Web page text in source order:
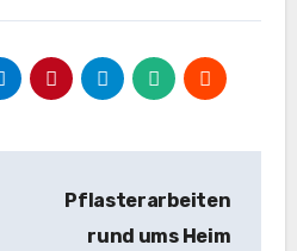
Pflasterarbeiten
rund ums Heim